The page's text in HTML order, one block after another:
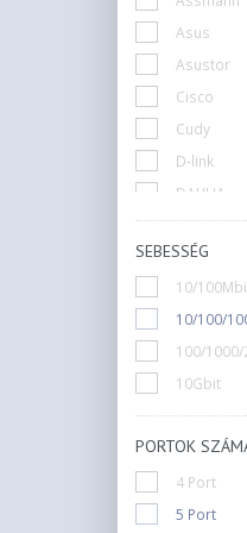
Asus
Asustor
Cisco
Cudy
D-link
DAHUA
Digitus
Gembird
HP
Hikvision
Huawei
IP-COM
Lanberg
Linksys
Mercusys
Mikrotik
SEBESSÉG
10/
10/100/
100/
10Gbit
PORTOK
4 Port
5 Port